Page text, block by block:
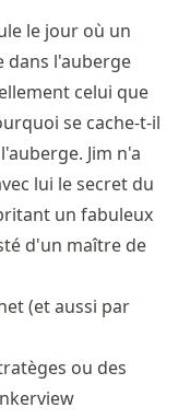
le jour où un
dans l'auberge
celui que
se cache-t-il
Jim n'a
lui le secret du
un fabuleux
d'un maître de
(et aussi par
ou des